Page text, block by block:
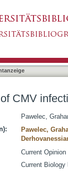
CMV
Pawelec,
Pawelec,
Current
Current Biology